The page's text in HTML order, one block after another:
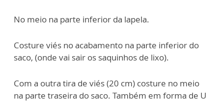
No meio na parte inferior da lapela.
Costure viés no acabamento na parte inferior do
saco, (onde vai sair os saquinhos de lixo).
Com a outra tira de viés (20 cm) costure no meio
na parte traseira do saco. Também em forma de U